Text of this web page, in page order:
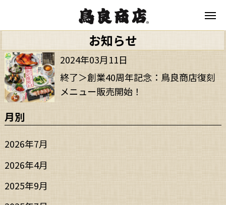
お知らせ
2024年03月11日
終了＞創業40周年記念：鳥良商店復刻
メニュー販売開始！
月別
2026年7月
2026年4月
2025年9月